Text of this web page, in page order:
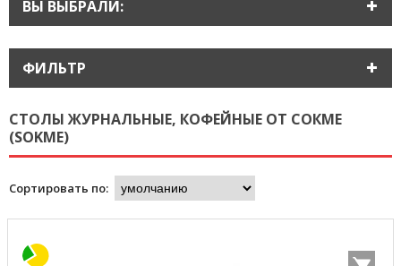
ВЫ ВЫБРАЛИ:
ФИЛЬТР
СТОЛЫ ЖУРНАЛЬНЫЕ, КОФЕЙНЫЕ ОТ СОКМЕ
(SOKME)
Сортировать по: